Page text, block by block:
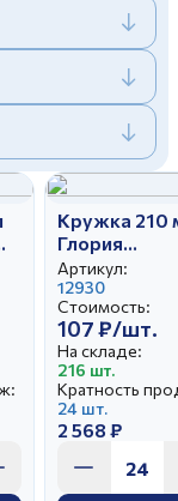
Кружка 210
Глория
Прекрасная
Артикул:
12930
Стоимость:
107 ₽/шт.
На складе:
216 шт.
Кратность
24 шт.
2 568 ₽